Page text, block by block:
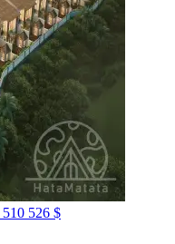
510 526 $